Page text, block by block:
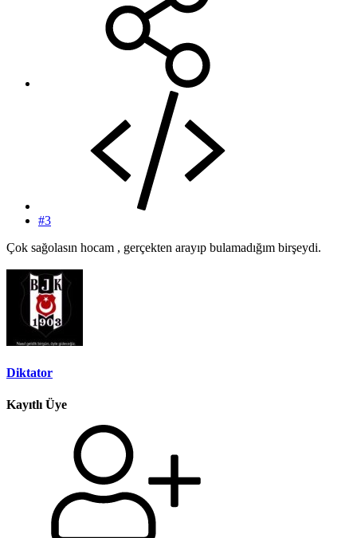
#3
Çok sağolasın hocam , gerçekten arayıp bulamadığım birşeydi.
Diktator
Kayıtlı Üye